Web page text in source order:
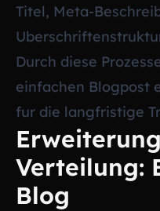
Titel, Meta-
Durch diese
einfachen Blogpost
fur die langfristige
Verteilung:
Blog